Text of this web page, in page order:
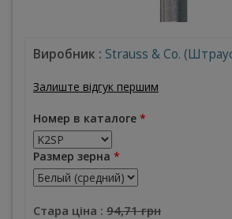
Виробник : Strauss & Co.
Залиште відгук першим
Номер в каталоге *
Размер зерна *
Стара ціна : 94,71 грн